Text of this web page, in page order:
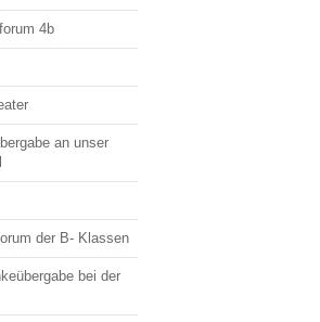
4b
an unser
der B- Klassen
bei der